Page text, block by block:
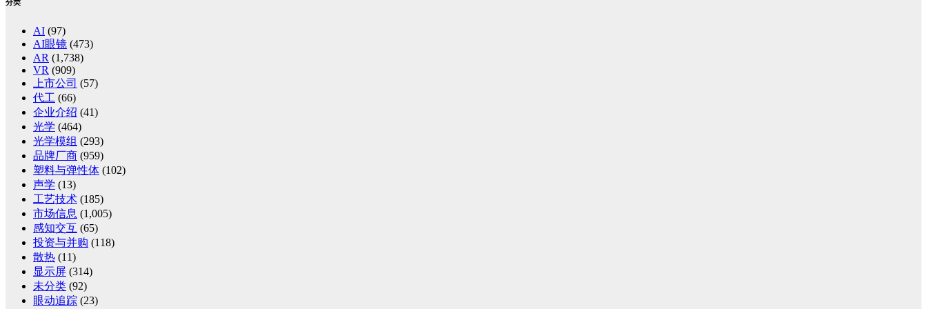
分类
AI (97)
AI眼镜 (473)
AR (1,738)
VR (909)
上市公司 (57)
代工 (66)
企业介绍 (41)
光学 (464)
光学模组 (293)
品牌厂商 (959)
塑料与弹性体 (102)
声学 (13)
工艺技术 (185)
市场信息 (1,005)
感知交互 (65)
投资与并购 (118)
散热 (11)
显示屏 (314)
未分类 (92)
眼动追踪 (23)